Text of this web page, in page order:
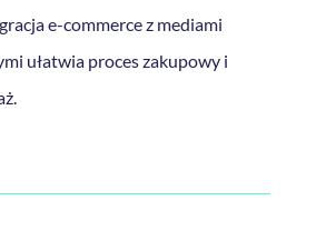
e-commerce z mediami
ułatwia proces zakupowy i